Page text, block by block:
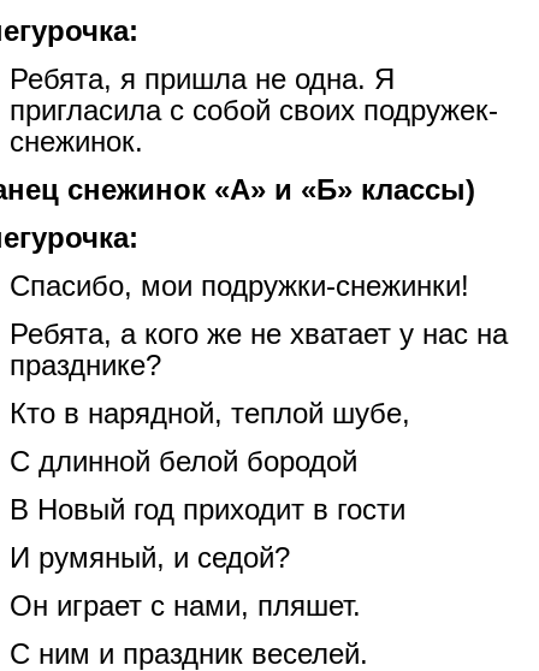
Ребята, я пришла не одна. Я
пригласила с собой своих подружек-
снежинок.
снежинок «А» и «Б» классы)
Спасибо, мои подружки-снежинки!
Ребята, а кого же не хватает у нас на
празднике?
Кто в нарядной, теплой шубе,
С длинной белой бородой
В Новый год приходит в гости
И румяный, и седой?
Он играет с нами, пляшет.
С ним и праздник веселей.